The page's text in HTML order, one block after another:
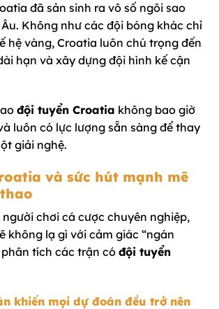
đã sản sinh ra vô số ngôi sao
Không như các đội bóng khác chỉ
hệ vàng, Croatia luôn chú trọng đến
hạn và xây dựng đội hình kế cận
đội tuyển Croatia không bao giờ
luôn có lực lượng sẵn sàng để thay
giải nghệ.
và sức hút mạnh mẽ
chơi cá cược chuyên nghiệp,
không lạ gì với cảm giác “ngán
tích các trận có đội tuyển
khiến mọi dự đoán đều trở nên